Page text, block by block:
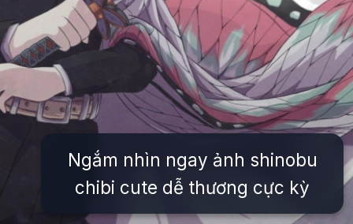
Ngắm nhìn ngay ảnh shinobu
chibi cute dễ thương cực kỳ